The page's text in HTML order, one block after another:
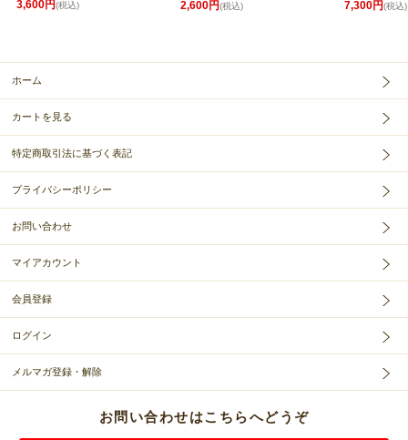
3,600円(税込)
2,600円(税込)
7,300円(税込)
ホーム
カートを見る
特定商取引法に基づく表記
プライバシーポリシー
お問い合わせ
マイアカウント
会員登録
ログイン
メルマガ登録・解除
お問い合わせはこちらへどうぞ